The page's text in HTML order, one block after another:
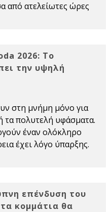
από ατελείωτες ώρες
2026: Το
την υψηλή
στη μνήμη μόνο για
τα πολυτελή υφάσματα.
έναν ολόκληρο
έχει λόγο ύπαρξης.
επένδυση του
κομμάτια θα